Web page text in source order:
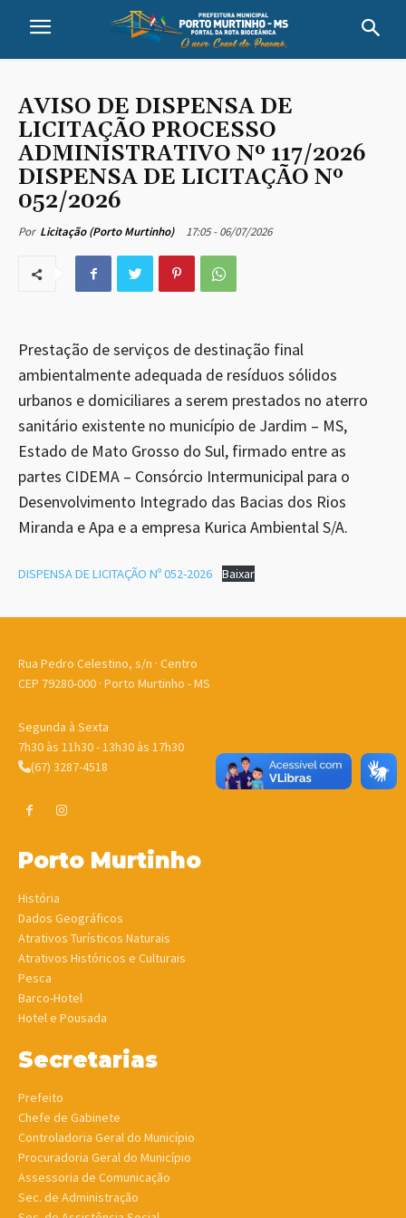
AVISO DE DISPENSA DE
LICITAÇÃO PROCESSO
ADMINISTRATIVO Nº 117/2026
DISPENSA DE LICITAÇÃO Nº
052/2026
Por Licitação (Porto Murtinho) 17:05 - 06/07/2026
Prestação de serviços de destinação final
ambientalmente adequada de resíduos sólidos
urbanos e domiciliares a serem prestados no aterro
sanitário existente no município de Jardim – MS,
Estado de Mato Grosso do Sul, firmado entre as
partes CIDEMA – Consórcio Intermunicipal para o
Desenvolvimento Integrado das Bacias dos Rios
Miranda e Apa e a empresa Kurica Ambiental S/A.
DISPENSA DE LICITAÇÃO Nº 052-2026 Baixar
Rua Pedro Celestino, s/n · Centro
CEP 79280-000 · Porto Murtinho - MS
Segunda à Sexta
7h30 às 11h30 - 13h30 às 17h30
(67) 3287-4518
Porto Murtinho
História
Dados Geográficos
Atrativos Turísticos Naturais
Atrativos Históricos e Culturais
Pesca
Barco-Hotel
Hotel e Pousada
Secretarias
Prefeito
Chefe de Gabinete
Controladoria Geral do Município
Procuradoria Geral do Município
Assessoria de Comunicação
Sec. de Administração